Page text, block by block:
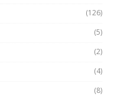
(126)
(5)
(2)
(4)
(8)